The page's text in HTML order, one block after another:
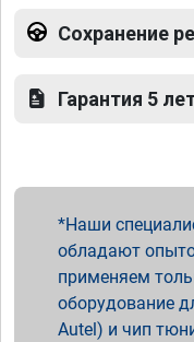
Сохранение
Гарантия 5
Наши
обладают
применяем
оборудование
Autel) и чип